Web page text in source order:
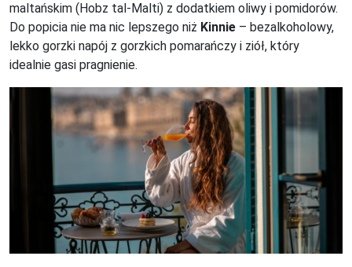
maltańskim (Hobz tal-Malti) z dodatkiem oliwy i pomidorów.
Do popicia nie ma nic lepszego niż Kinnie – bezalkoholowy,
lekko gorzki napój z gorzkich pomarańczy i ziół, który
idealnie gasi pragnienie.